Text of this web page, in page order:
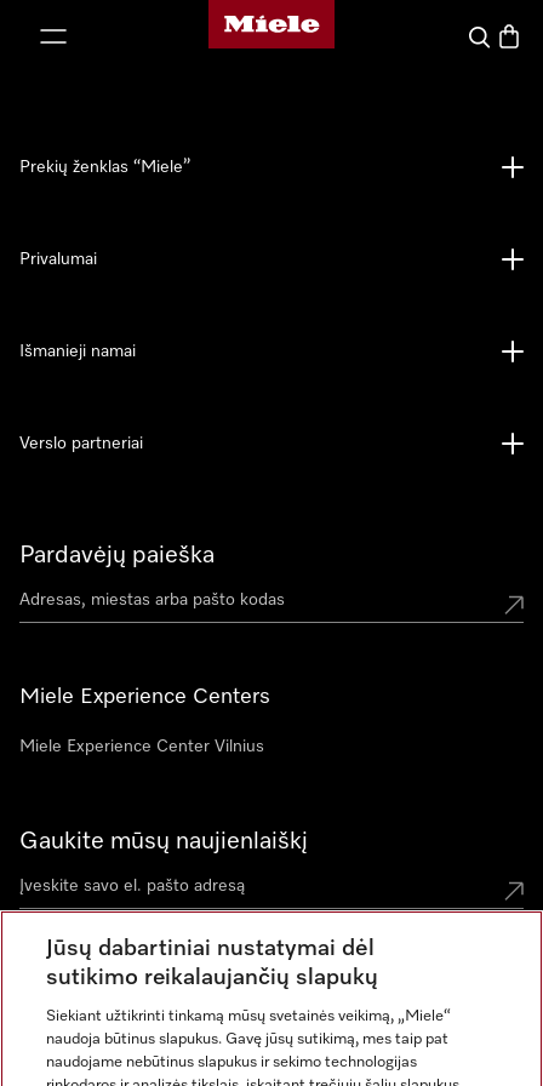
"Miele" pradžios tinklalapis
Paieška
Pardavėjų paieška
Miele Experience Centers
Miele Experience Center Vilnius
Gaukite mūsų naujienlaiškį
Prekių ženklas “Miele”
Privalumai
Išmanieji namai
Verslo partneriai
Jūsų dabartiniai nustatymai dėl
sutikimo reikalaujančių slapukų
Siekiant užtikrinti tinkamą mūsų svetainės veikimą, „Miele“
naudoja būtinus slapukus. Gavę jūsų sutikimą, mes taip pat
naudojame nebūtinus slapukus ir sekimo technologijas